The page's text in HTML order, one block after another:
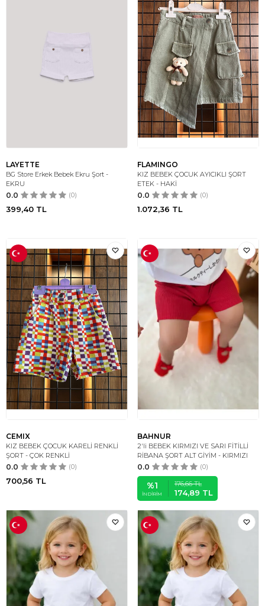
LAYETTE
BG Store Erkek Bebek Ekru Şort -
EKRU
0.0 (0)
399,40 TL
FLAMINGO
KIZ BEBEK ÇOCUK AYICIKLI ŞORT
ETEK - HAKİ
0.0 (0)
1.072,36 TL
CEMIX
KIZ BEBEK ÇOCUK KARELİ RENKLİ
ŞORT - ÇOK RENKLİ
0.0 (0)
700,56 TL
BAHNUR
2'li BEBEK KIRMIZI VE SARI FİTİLLİ
RİBANA ŞORT ALT GİYİM - KIRMIZI
0.0 (0)
%1
İNDIRIM
176,66TL
174,89 TL